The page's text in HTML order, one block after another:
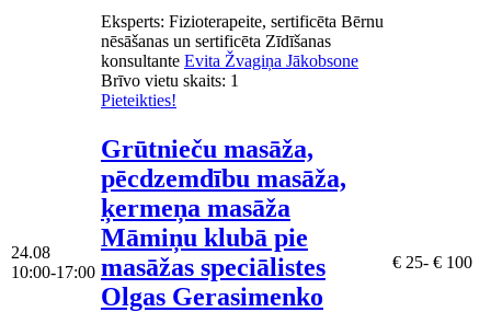
Eksperts: Fizioterapeite, sertificēta Bērnu
nēsāšanas un sertificēta Zīdīšanas
konsultante Evita Žvagiņa Jākobsone
Brīvo vietu skaits: 1
Pieteikties!
24.08
10:00-17:00
Grūtnieču masāža,
pēcdzemdību masāža,
ķermeņa masāža
Māmiņu klubā pie
masāžas speciālistes
Olgas Gerasimenko
€ 25- € 100